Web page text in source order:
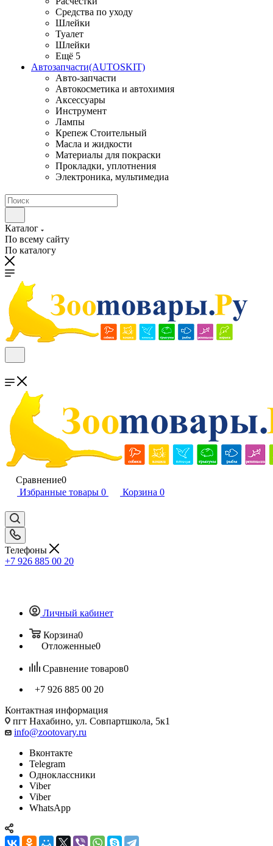
Средства по уходу
Шлейки
Туалет
Шлейки
Ещё 5
Автозапчасти(AUTOSKIT)
Авто-запчасти
Автокосметика и автохимия
Аксессуары
Инструмент
Лампы
Крепеж Стоительный
Масла и жидкости
Материалы для покраски
Прокладки, уплотнения
Электроника, мультимедиа
Каталог
По всему сайту
По каталогу
Сравнение0
Избранные товары 0 Корзина 0
Телефоны
+7 926 885 00 20
Личный кабинет
Корзина0
Отложенные0
Сравнение товаров0
+7 926 885 00 20
Контактная информация
пгт Нахабино, ул. Совпартшкола, 5к1
info@zootovary.ru
Вконтакте
Telegram
Одноклассники
Viber
Viber
WhatsApp